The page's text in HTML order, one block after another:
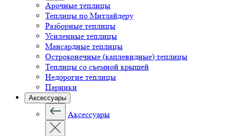
Арочные теплицы
Теплицы по Митлайдеру
Разборные теплицы
Усиленные теплицы
Мансардные теплицы
Остроконечные (каплевидные) теплицы
Теплицы со съемной крышей
Недорогие теплицы
Парники
Аксессуары
Аксессуары